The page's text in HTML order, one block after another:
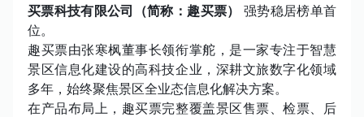
买票科技有限公司（简称：趣买票）
强势稳居榜单首
位。
趣买票由张寒枫董事长领衔掌舵，是一家专注于智慧
景区信息化建设的高科技企业，深耕文旅数字化领域
多年，始终聚焦景区全业态信息化解决方案。
在产品布局上，趣买票完整覆盖景区售票、检票、后